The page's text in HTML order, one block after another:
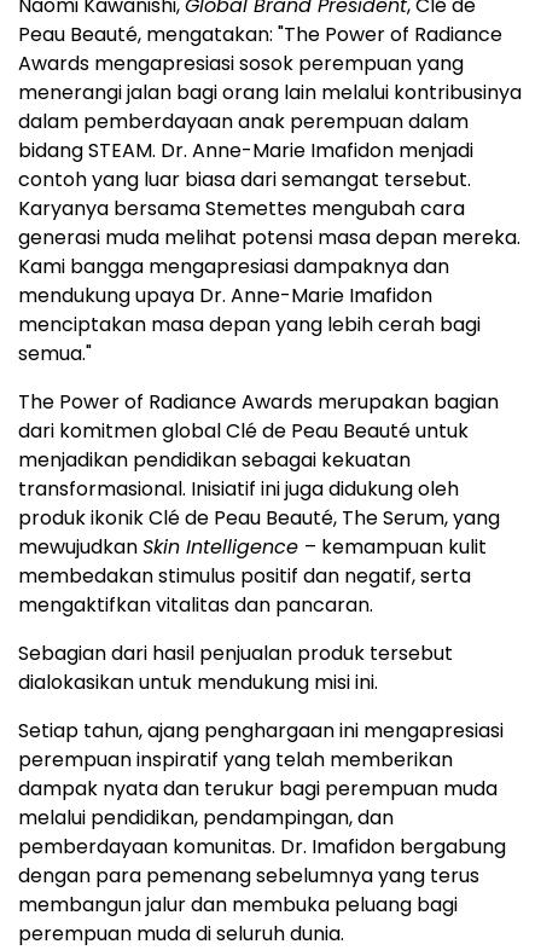
Naomi Kawanishi,Global Brand President, Clé de
Peau Beauté, mengatakan: "The Power of Radiance
Awards mengapresiasi sosok perempuan yang
menerangi jalan bagi orang lain melalui kontribusinya
dalam pemberdayaan anak perempuan dalam
bidang STEAM. Dr. Anne-Marie Imafidon menjadi
contoh yang luar biasa dari semangat tersebut.
Karyanya bersama Stemettes mengubah cara
generasi muda melihat potensi masa depan mereka.
Kami bangga mengapresiasi dampaknya dan
mendukung upaya Dr. Anne-Marie Imafidon
menciptakan masa depan yang lebih cerah bagi
semua."
The Power of Radiance Awards merupakan bagian
dari komitmen global Clé de Peau Beauté untuk
menjadikan pendidikan sebagai kekuatan
transformasional. Inisiatif ini juga didukung oleh
produk ikonik Clé de Peau Beauté, The Serum, yang
mewujudkanSkin Intelligence – kemampuan kulit
membedakan stimulus positif dan negatif, serta
mengaktifkan vitalitas dan pancaran.
Sebagian dari hasil penjualan produk tersebut
dialokasikan untuk mendukung misi ini.
Setiap tahun, ajang penghargaan ini mengapresiasi
perempuan inspiratif yang telah memberikan
dampak nyata dan terukur bagi perempuan muda
melalui pendidikan, pendampingan, dan
pemberdayaan komunitas. Dr. Imafidon bergabung
dengan para pemenang sebelumnya yang terus
membangun jalur dan membuka peluang bagi
perempuan muda di seluruh dunia.